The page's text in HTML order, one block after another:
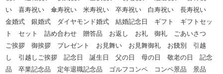
い 喜寿祝い 傘寿祝い 米寿祝い 卒寿祝い 白寿祝い 長寿祝い
金婚式 銀婚式 ダイヤモンド婚式 結婚記念日 ギフト ギフトセッ
ト セット 詰め合わせ 贈答品 お返し お礼 御礼 ごあいさつ
ご挨拶 御挨拶 プレゼント お見舞い お見舞御礼 お餞別 引越
し 引越しご挨拶 記念日 誕生日 父の日 母の日 敬老の日 記念
品 卒業記念品 定年退職記念品 ゴルフコンペ コンペ景品 景品